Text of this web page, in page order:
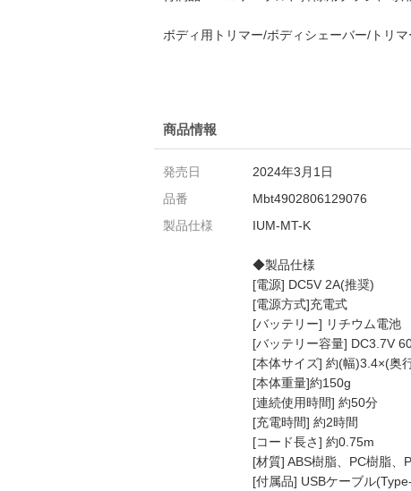
ボディ用トリマー/ボディシェーバー/トリ
商品情報
発売日
2024年3月1日
品番
Mbt4902806129076
製品仕様
IUM-MT-K
◆製品仕様
[電源] DC5V 2A(推奨)
[電源方式]充電式
[バッテリー] リチウム電池
[バッテリー容量] DC3.7V
[本体サイズ] 約(幅)3.4×(奥
[本体重量]約150g
[連続使用時間] 約50分
[充電時間] 約2時間
[コード長さ] 約0.75m
[材質] ABS樹脂、PC樹脂、
[付属品] USBケーブル